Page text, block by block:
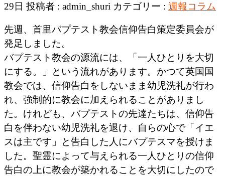
29日 投稿者 : admin_shuri カテゴリー : 週報コラム
先週、首里バプテスト教会信仰告白策定委員会が
発足しました。
バプテスト教会の源流には、「一人ひとりを大切
にする。」という流れがあります。かつて英国国
教会では、信仰告白をしないまま幼児洗礼が行わ
れ、強制的に教会に加えられることがありまし
た。けれども、バプテストの先達たちは、信仰告
白を伴わない幼児洗礼を退け、自らの心で「イエ
スは主です」と告白した人にバプテスマを授けま
した。聖霊によって与えられる一人ひとりの信仰
告白の上に教会が築かれることを大切にしたので